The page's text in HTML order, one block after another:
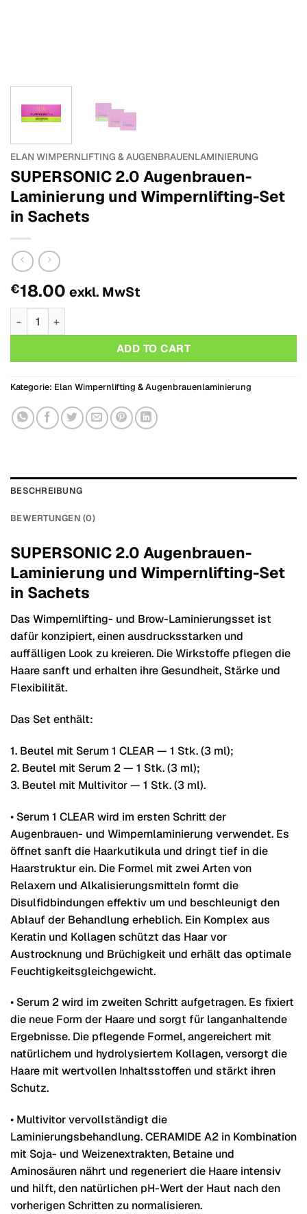
ELAN WIMPERNLIFTING & AUGENBRAUENLAMINIERUNG
SUPERSONIC 2.0 Augenbrauen-
Laminierung und Wimpernlifting-Set
in Sachets
€18.00 exkl. MwSt
SUPERSONIC 2.0 Augenbrauen-Laminierung und
ADD TO CART
Kategorie: Elan Wimpernlifting & Augenbrauenlaminierung
BESCHREIBUNG
BEWERTUNGEN (0)
SUPERSONIC 2.0 Augenbrauen-
Laminierung und Wimpernlifting-Set
in Sachets
Das Wimpernlifting- und Brow-Laminierungsset ist
dafür konzipiert, einen ausdrucksstarken und
auffälligen Look zu kreieren. Die Wirkstoffe pflegen die
Haare sanft und erhalten ihre Gesundheit, Stärke und
Flexibilität.
Das Set enthält:
1. Beutel mit Serum 1 CLEAR — 1 Stk. (3 ml);
2. Beutel mit Serum 2 — 1 Stk. (3 ml);
3. Beutel mit Multivitor — 1 Stk. (3 ml).
• Serum 1 CLEAR wird im ersten Schritt der
Augenbrauen- und Wimpernlaminierung verwendet. Es
öffnet sanft die Haarkutikula und dringt tief in die
Haarstruktur ein. Die Formel mit zwei Arten von
Relaxern und Alkalisierungsmitteln formt die
Disulfidbindungen effektiv um und beschleunigt den
Ablauf der Behandlung erheblich. Ein Komplex aus
Keratin und Kollagen schützt das Haar vor
Austrocknung und Brüchigkeit und erhält das optimale
Feuchtigkeitsgleichgewicht.
• Serum 2 wird im zweiten Schritt aufgetragen. Es fixiert
die neue Form der Haare und sorgt für langanhaltende
Ergebnisse. Die pflegende Formel, angereichert mit
natürlichem und hydrolysiertem Kollagen, versorgt die
Haare mit wertvollen Inhaltsstoffen und stärkt ihren
Schutz.
• Multivitor vervollständigt die
Laminierungsbehandlung. CERAMIDE A2 in Kombination
mit Soja- und Weizenextrakten, Betaine und
Aminosäuren nährt und regeneriert die Haare intensiv
und hilft, den natürlichen pH-Wert der Haut nach den
vorherigen Schritten zu normalisieren.